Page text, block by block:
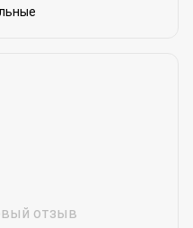
отзыв